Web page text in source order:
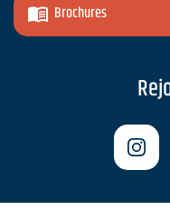
Brochures